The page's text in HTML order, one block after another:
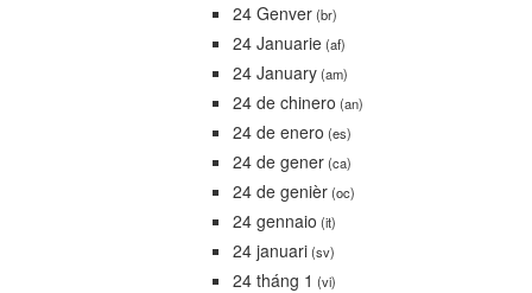
24 Genver(br)
24 Januarie(af)
24 January(am)
24 de chinero (an)
24 de enero (es)
24 de gener(ca)
24 de genièr(oc)
24 gennaio (it)
24 januari(sv)
24 tháng 1 (vi)